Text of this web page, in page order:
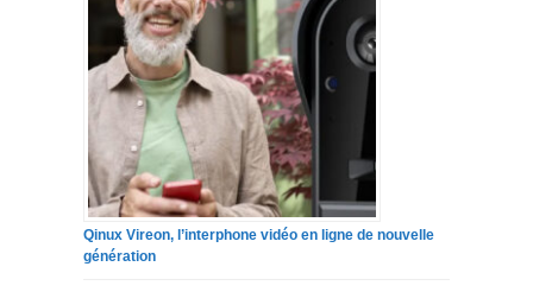
Qinux Vireon, l’interphone vidéo en ligne de nouvelle
génération